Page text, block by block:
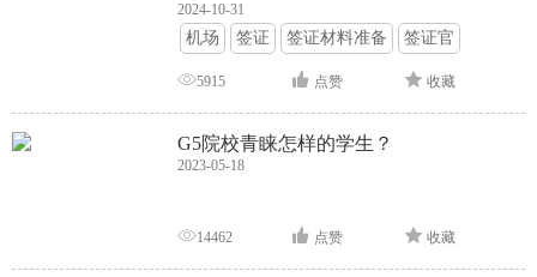
2024-10-31
机场 签证 签证材料准备 签证官
签证面试 签证申请攻略
5915 点赞 收藏
G5院校青睐怎样的学生？
2023-05-18
14462 点赞 收藏